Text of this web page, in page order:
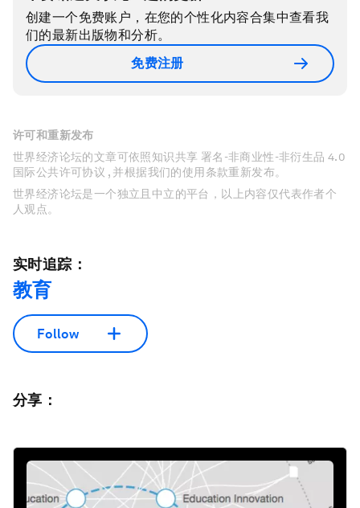
创建一个免费账户，在您的个性化内容合集中查看我
们的最新出版物和分析。
免费注册
许可和重新发布
世界经济论坛的文章可依照知识共享 署名-非商业性-非衍生品 4.0
国际公共许可协议 , 并根据我们的使用条款重新发布。
世界经济论坛是一个独立且中立的平台，以上内容仅代表作者个
人观点。
实时追踪：
教育
Follow
分享：